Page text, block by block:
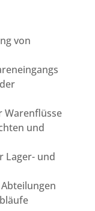
von
Warenflüsse
und
Lager- und